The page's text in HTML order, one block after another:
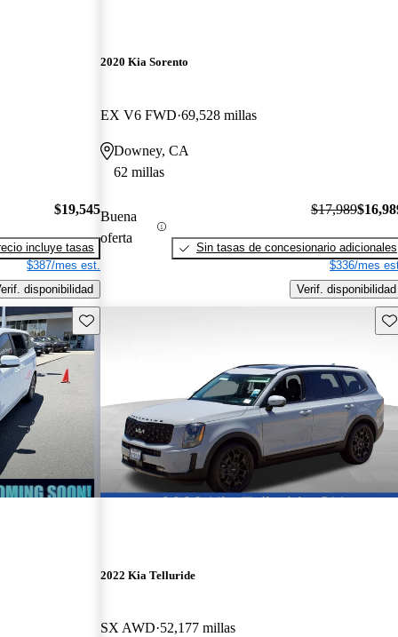
$19,545
incluye tasas
$387/mes est.
disponibilidad
2020 Kia Sorento
EX V6 FWD 69,528 millas
Downey, CA
62 millas
Buena
oferta
$17,989
Sin tasas de concesionario adicionales
$336/mes
Verif. disponibilidad
Guarda este Aviso
2022 Kia Telluride
SX AWD 52,177 millas